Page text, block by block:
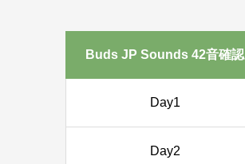
Buds JP Sounds 42音確認
Day1
Day2